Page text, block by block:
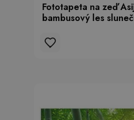
Fototapeta na zeď
bambusový les